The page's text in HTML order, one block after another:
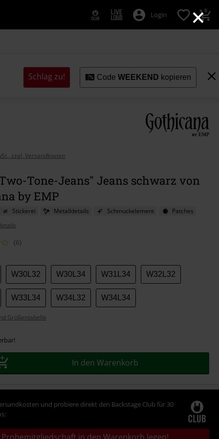
×
Login 0
Schlag zu! CodeWEEKEND kopieren
zzgl. Versandkosten
Tone-Jeans" Jeans schwarz von
by EMP
Stickerei Metalldetails Schmuckelement
Patches
(6)
W30L32 W30L34 W31L34 W32L32
W33L34 W34L32 W34L34
Größentabelle
In den Warenkorb
und probiere direkt den Backstage Club für 30